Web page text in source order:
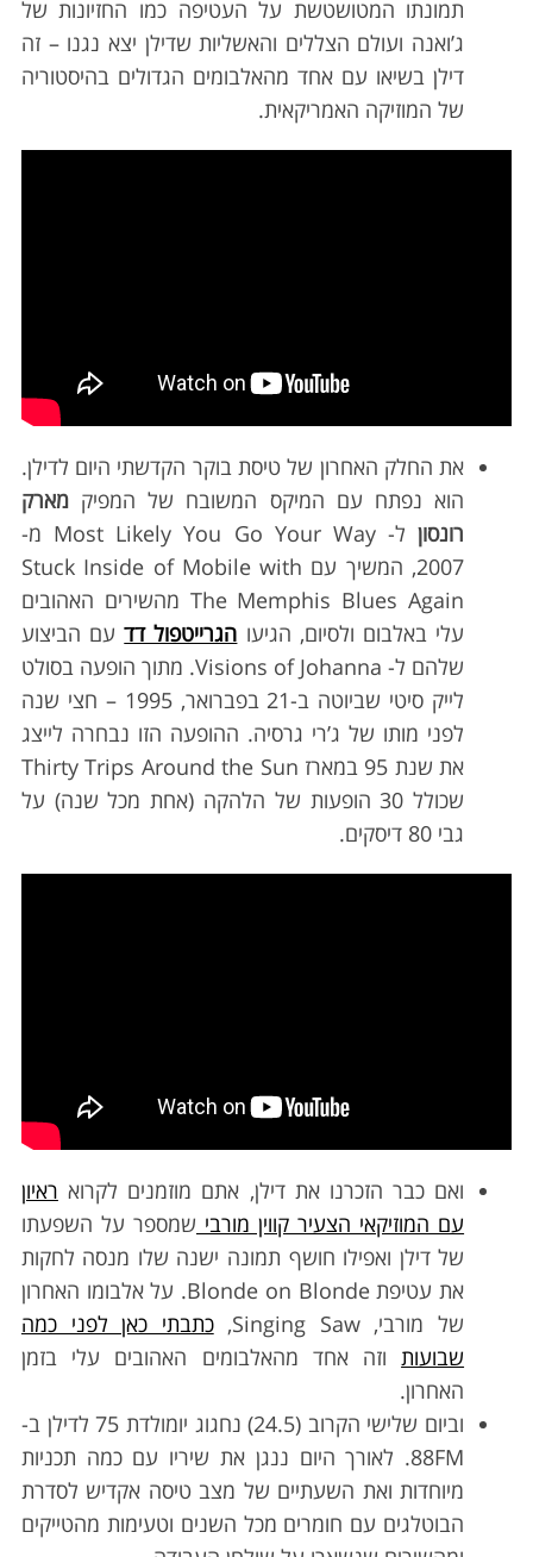
תמונתו המטושטשת על העטיפה כמו החזיונות של
ג’ואנה ועולם הצללים והאשליות שדילן יצא נגנו – זה
דילן בשיאו עם אחד מהאלבומים הגדולים בהיסטוריה
של המוזיקה האמריקאית.
את החלק האחרון של טיסת בוקר הקדשתי היום לדילן.
הוא נפתח עם המיקס המשובח של המפיקמארק
רונסון
ל- Most Likely You Go Your Way מ-
2007, המשיך עם Stuck Inside of Mobile with
The Memphis Blues Again מהשירים האהובים
עלי באלבום ולסיום, הגיעו הגרייטפול דדעם הביצוע
שלהם ל- Visions of Johanna. מתוך הופעה בסולט
לייק סיטי שביוטה ב-21 בפברואר, 1995 – חצי שנה
לפני מותו של ג’רי גרסיה. ההופעה הזו נבחרה לייצג
את שנת 95 במארז Thirty Trips Around the Sun
שכולל 30 הופעות של הלהקה (אחת מכל שנה) על
גבי 80 דיסקים.
ואם כבר הזכרנו את דילן, אתם מוזמנים לקרוא ראיון
עם המוזיקאי הצעיר קווין מורבי שמספר על השפעתו
של דילן ואפילו חושף תמונה ישנה שלו מנסה לחקות
את עטיפת Blonde on Blonde. על אלבומו האחרון
של מורבי, Singing Saw,
כתבתי כאן לפני כמה
שבועותוזה אחד מהאלבומים האהובים עלי בזמן
האחרון.
וביום שלישי הקרוב (24.5) נחגוג יומולדת 75 לדילן ב-
88FM. לאורך היום ננגן את שיריו עם כמה תכניות
מיוחדות ואת השעתיים של מצב טיסה אקדיש לסדרת
הבוטלגים עם חומרים מכל השנים וטעימות מהטייקים